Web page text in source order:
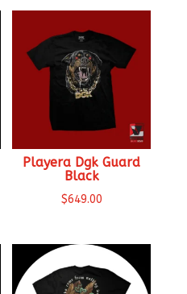
Playera Dgk Guard
Black
$649.00